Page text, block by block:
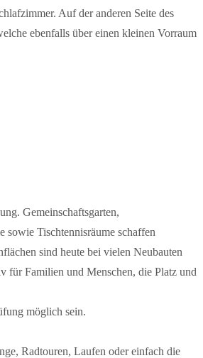
Auf der anderen Seite des
ebenfalls über einen kleinen Vorraum
Gemeinschaftsgarten,
sowie Tischtennisräume schaffen
sind heute bei vielen Neubauten
für Familien und Menschen, die Platz und
möglich sein.
Radtouren, Laufen oder einfach die